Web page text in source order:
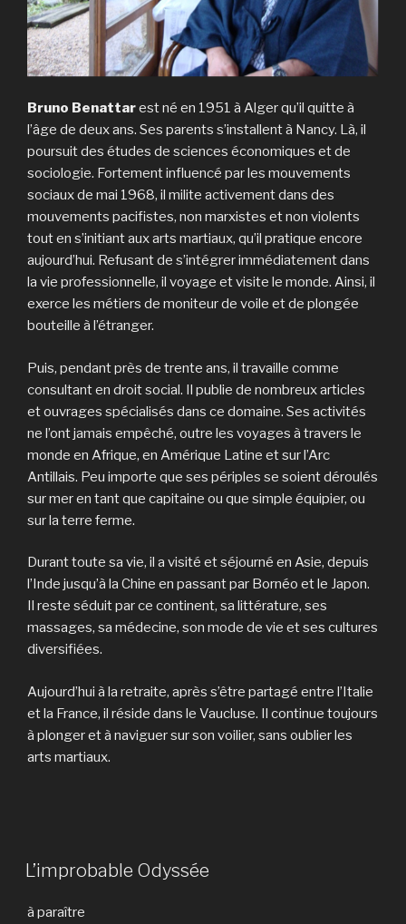
Bruno Benattarest né en 1951 à Alger qu’il quitte à
l’âge de deux ans. Ses parents s’installent à Nancy. Là, il
poursuit des études de sciences économiques et de
sociologie. Fortement influencé par les mouvements
sociaux de mai 1968, il milite activement dans des
mouvements pacifistes, non marxistes et non violents
tout en s’initiant aux arts martiaux, qu’il pratique encore
aujourd’hui. Refusant de s’intégrer immédiatement dans
la vie professionnelle, il voyage et visite le monde. Ainsi, il
exerce les métiers de moniteur de voile et de plongée
bouteille à l’étranger.
Puis, pendant près de trente ans, il travaille comme
consultant en droit social. Il publie de nombreux articles
et ouvrages spécialisés dans ce domaine. Ses activités
ne l’ont jamais empêché, outre les voyages à travers le
monde en Afrique, en Amérique Latine et sur l’Arc
Antillais. Peu importe que ses périples se soient déroulés
sur mer en tant que capitaine ou que simple équipier, ou
sur la terre ferme.
Durant toute sa vie, il a visité et séjourné en Asie, depuis
l’Inde jusqu’à la Chine en passant par Bornéo et le Japon.
Il reste séduit par ce continent, sa littérature, ses
massages, sa médecine, son mode de vie et ses cultures
diversifiées.
Aujourd’hui à la retraite, après s’être partagé entre l’Italie
et la France, il réside dans le Vaucluse. Il continue toujours
à plonger et à naviguer sur son voilier, sans oublier les
arts martiaux.
L’improbable Odyssée
à paraître